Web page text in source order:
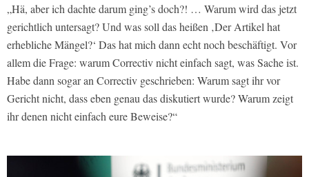
„Hä, aber ich dachte darum ging’s doch?! … Warum wird das jetzt
gerichtlich untersagt? Und was soll das heißen ‚Der Artikel hat
erhebliche Mängel?‘ Das hat mich dann echt noch beschäftigt. Vor
allem die Frage: warum Correctiv nicht einfach sagt, was Sache ist.
Habe dann sogar an Correctiv geschrieben: Warum sagt ihr vor
Gericht nicht, dass eben genau das diskutiert wurde? Warum zeigt
ihr denen nicht einfach eure Beweise?“